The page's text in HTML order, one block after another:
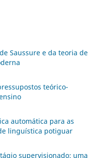
Saussure e da teoria de
teórico-
automática para as
linguística potiguar
supervisionado: uma